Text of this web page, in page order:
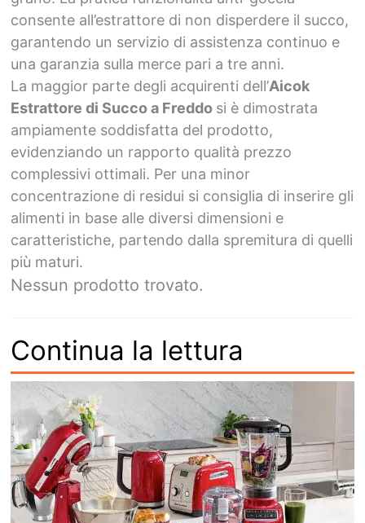
consente all’estrattore di non disperdere il succo,
garantendo un servizio di assistenza continuo e
una garanzia sulla merce pari a tre anni.
La maggior parte degli acquirenti dell’Aicok
Estrattore di Succo a Freddo si è dimostrata
ampiamente soddisfatta del prodotto,
evidenziando un rapporto qualità prezzo
complessivi ottimali. Per una minor
concentrazione di residui si consiglia di inserire gli
alimenti in base alle diversi dimensioni e
caratteristiche, partendo dalla spremitura di quelli
più maturi.
Nessun prodotto trovato.
Continua la lettura